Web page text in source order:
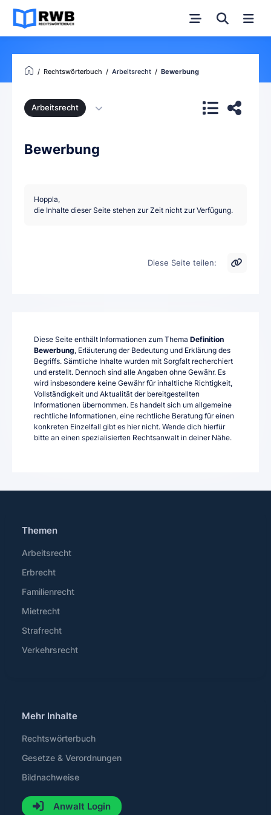
Rechtswörterbuch Arbeitsrecht Bewerbung
Arbeitsrecht
Bewerbung
Hoppla,
die Inhalte dieser Seite stehen zur Zeit nicht zur Verfügung.
Diese Seite teilen:
Diese Seite enthält Informationen zum Thema Definition
Bewerbung, Erläuterung der Bedeutung und Erklärung des
Begriffs. Sämtliche Inhalte wurden mit Sorgfalt recherchiert
und erstellt. Dennoch sind alle Angaben ohne Gewähr. Es
wird insbesondere keine Gewähr für inhaltliche Richtigkeit,
Vollständigkeit und Aktualität der bereitgestellten
Informationen übernommen. Es handelt sich um allgemeine
rechtliche Informationen, eine rechtliche Beratung für einen
konkreten Einzelfall gibt es hier nicht. Wende dich hierfür
bitte an einen spezialisierten Rechtsanwalt in deiner Nähe.
Themen
Arbeitsrecht
Erbrecht
Familienrecht
Mietrecht
Strafrecht
Verkehrsrecht
Mehr Inhalte
Rechtswörterbuch
Gesetze & Verordnungen
Bildnachweise
Anwalt Login